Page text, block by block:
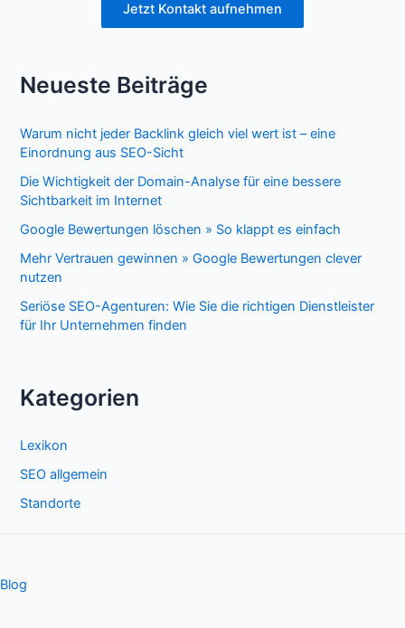
Jetzt Kontakt aufnehmen
Neueste Beiträge
Warum nicht jeder Backlink gleich viel wert ist – eine
Einordnung aus SEO-Sicht
Die Wichtigkeit der Domain-Analyse für eine bessere
Sichtbarkeit im Internet
Google Bewertungen löschen » So klappt es einfach
Mehr Vertrauen gewinnen » Google Bewertungen clever
nutzen
Seriöse SEO-Agenturen: Wie Sie die richtigen Dienstleister
für Ihr Unternehmen finden
Kategorien
Lexikon
SEO allgemein
Standorte
Blog